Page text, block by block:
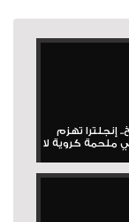
إنجلترا تهزم
6-4 في ملحمة كروية لا